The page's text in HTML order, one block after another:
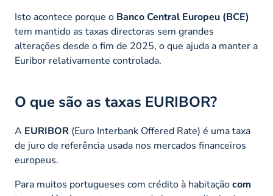
Isto acontece porque o Banco Central Europeu (BCE)
tem mantido as taxas directoras sem grandes
alterações desde o fim de 2025, o que ajuda a manter a
Euribor relativamente controlada.
O que são as taxas EURIBOR?
A EURIBOR (Euro Interbank Offered Rate) é uma taxa
de juro de referência usada nos mercados financeiros
europeus.
Para muitos portugueses com crédito à habitaçãocom